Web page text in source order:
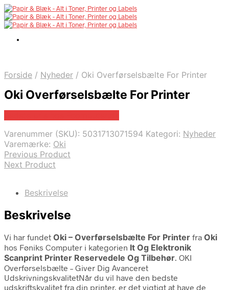
Forside / Nyheder / Oki Overførselsbælte For Printer
Oki Overførselsbælte For Printer
Varenummer (SKU): 5031713071594 Kategori: Nyheder
Varemærke: Oki
Previous Product
Next Product
Beskrivelse
Beskrivelse
Vi har fundet Oki – Overførselsbælte For Printer fra Oki
hos Føniks Computer i kategorien It Og Elektronik
Scanprint Printer Reservedele Og Tilbehør. OKI
Overførselsbælte – Giver Dig Avanceret
UdskrivningskvalitetNår du vil have den bedste
udskriftskvalitet fra din printer, er det vigtigt at have de